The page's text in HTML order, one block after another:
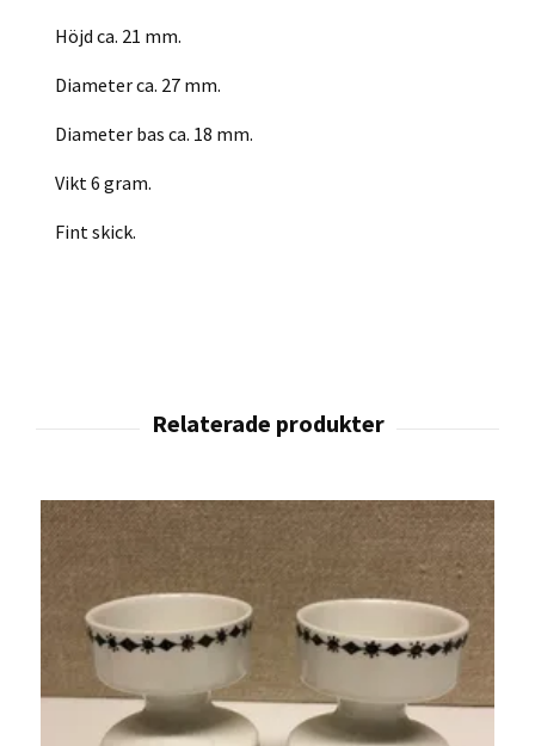
Höjd ca. 21 mm.
Diameter ca. 27 mm.
Diameter bas ca. 18 mm.
Vikt 6 gram.
Fint skick.